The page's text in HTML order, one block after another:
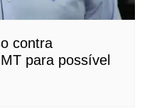
contra
para possível